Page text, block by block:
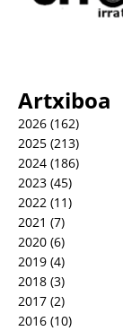
Artxiboa
2026 (162)
2025 (213)
2024 (186)
2023 (45)
2022 (11)
2021 (7)
2020 (6)
2019 (4)
2018 (3)
2017 (2)
2016 (10)